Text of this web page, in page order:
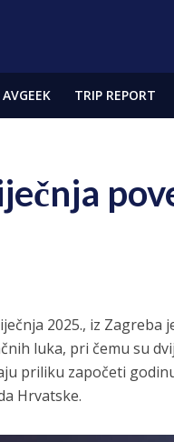
AVGEEK TRIP REPORT
2025., iz
luka, pri čemu su
priliku započeti
Hrvatske.